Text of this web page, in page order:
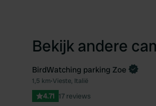
Bekijk andere
Boek direct
BirdWatching parking Zoe
1,5 km•Vieste, Italië
4.71 17 reviews